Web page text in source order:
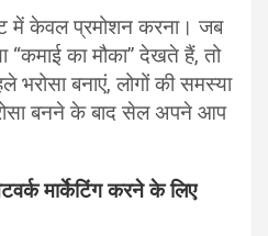
में केवल प्रमोशन करना। जब
“कमाई का मौका” देखते हैं, तो
बनाएं, लोगों की समस्या
बनने के बाद सेल अपने आप
मार्केटिंग करने के लिए